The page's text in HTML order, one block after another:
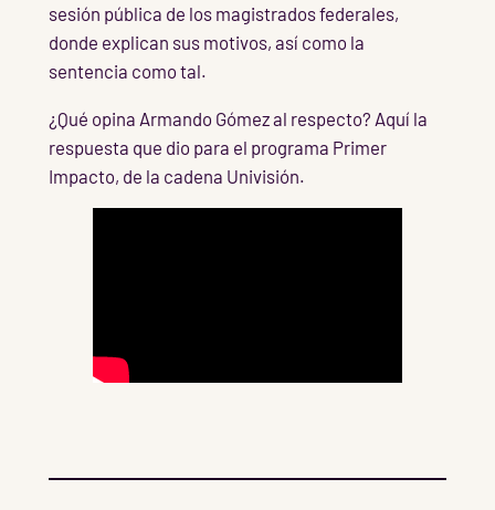
sesión pública de los magistrados federales,
donde explican sus motivos, así como la
sentencia como tal.
¿Qué opina Armando Gómez al respecto? Aquí la
respuesta que dio para el programa Primer
Impacto, de la cadena Univisión.